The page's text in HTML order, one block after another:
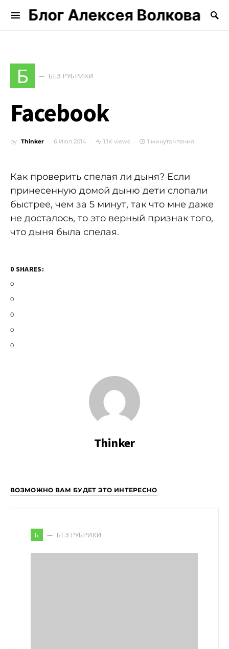
Блог Алексея Волкова
Search for:
Б БЕЗ РУБРИКИ
Facebook
by Thinker 6 Июл 2014 1,1K views 1 минута чтения
Как проверить спелая ли дыня? Если
принесенную домой дыню дети слопали
быстрее, чем за 5 минут, так что мне даже
не досталось, то это верный признак того,
что дыня была спелая.
0 SHARES:
0
0
0
0
0
Thinker
ВОЗМОЖНО ВАМ БУДЕТ ЭТО ИНТЕРЕСНО
Б БЕЗ РУБРИКИ